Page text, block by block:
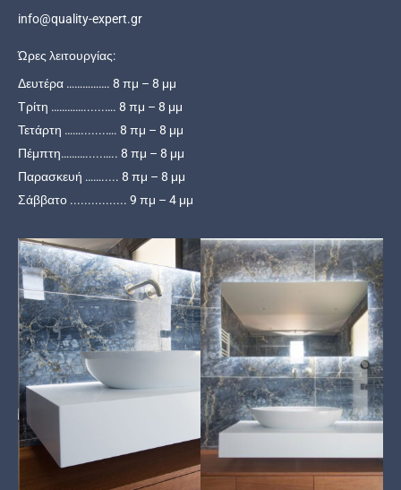
info@quality-expert.gr
Ώρες λειτουργίας:
Δευτέρα ……………. 8 πμ – 8 μμ
Τρίτη …………......…. 8 πμ – 8 μμ
Τετάρτη …….......…. 8 πμ – 8 μμ
Πέμπτη……….....….. 8 πμ – 8 μμ
Παρασκευή ……..... 8 πμ – 8 μμ
Σάββατο ................ 9 πμ – 4 μμ